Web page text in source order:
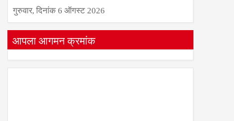
गुरुवार, दिनांक 6 ऑगस्ट 2026
आपला आगमन क्रमांक